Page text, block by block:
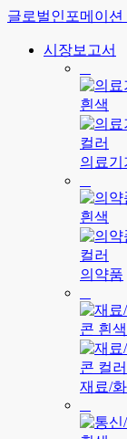
글로벌인포메이션
시장보고서
의료기
의약품
재료/